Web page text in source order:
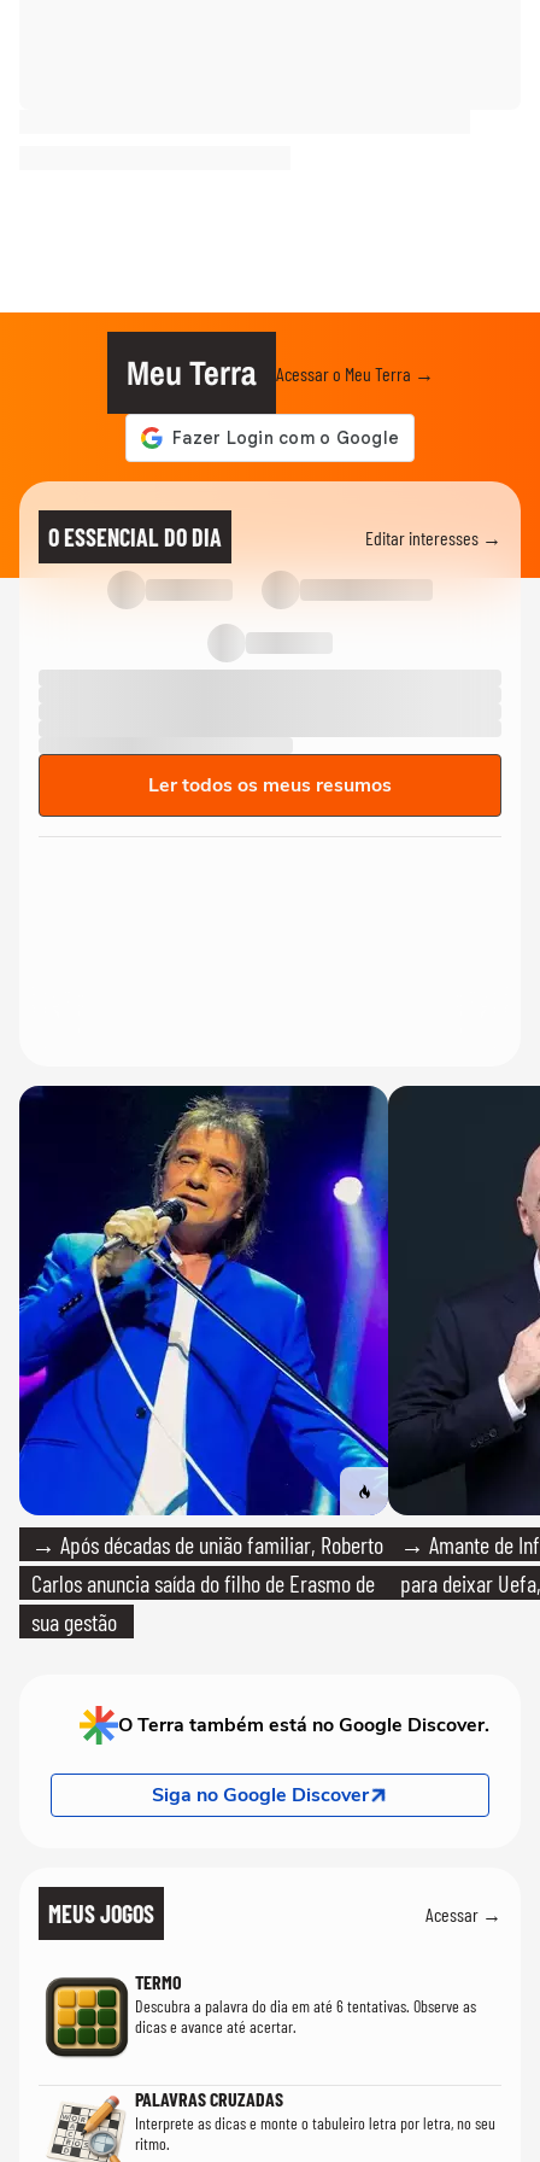
Meu Terra Acessar o Meu Terra →
O ESSENCIAL DO DIA Editar interesses →
Ler todos os meus resumos
→ Após décadas de união familiar, Roberto
Carlos anuncia saída do filho de Erasmo de
sua gestão
→ Amante de
para deixar
O Terra também está no Google Discover.
Siga no Google Discover
MEUS JOGOS Acessar →
TERMO
Descubra a palavra do dia em até 6 tentativas. Observe as
dicas e avance até acertar.
PALAVRAS CRUZADAS
Interprete as dicas e monte o tabuleiro letra por letra, no seu
ritmo.